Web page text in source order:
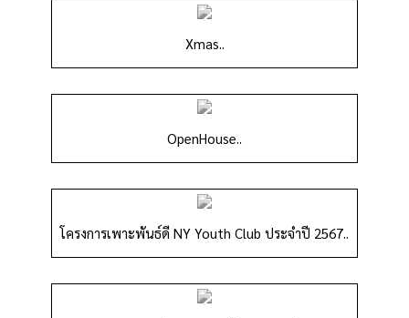
Xmas..
OpenHouse..
โครงการเพาะพันธ์ดี NY Youth Club ประจำปี 2567..